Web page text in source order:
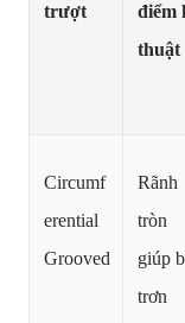
trượt
điểm
thuật
Circumf
erential
Grooved
Rãnh
tròn
giúp
trơn